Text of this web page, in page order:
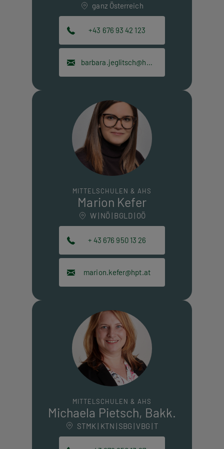
ganz Österreich
+43 676 93 42 123
barbara.jeglitsch@hpt.at
MITTELSCHULEN & AHS
Marion Kefer
W | NÖ | BGLD | OÖ
+ 43 676 950 13 26
marion.kefer@hpt.at
MITTELSCHULEN & AHS
Michaela Pietsch, Bakk.
STMK | KTN | SBG | VBG | T